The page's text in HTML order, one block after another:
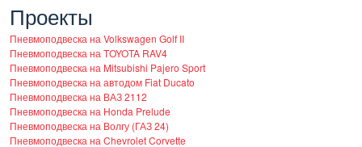
Проекты
Пневмоподвеска на Volkswagen Golf II
Пневмоподвеска на TOYOTA RAV4
Пневмоподвеска на Mitsubishi Pajero Sport
Пневмоподвеска на автодом Fiat Ducato
Пневмоподвеска на ВАЗ 2112
Пневмоподвеска на Honda Prelude
Пневмоподвеска на Волгу (ГАЗ 24)
Пневмоподвеска на Chevrolet Corvette